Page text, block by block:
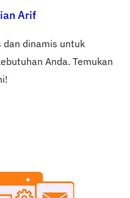
Arif
dinamis untuk
Anda. Temukan